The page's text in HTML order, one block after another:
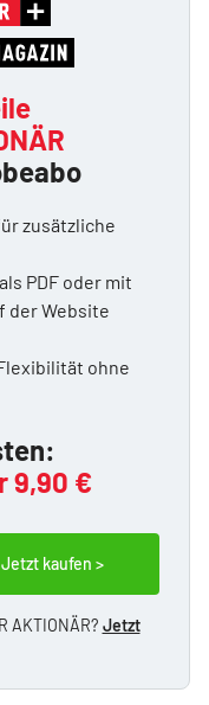
zusätzliche
als PDF oder mit
der Website
ohne
9,90 €
Jetzt kaufen >
AKTIONÄR? Jetzt